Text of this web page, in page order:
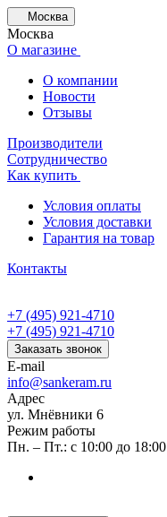
Москва
Москва
О магазине
О компании
Новости
Отзывы
Производители
Сотрудничество
Как купить
Условия оплаты
Условия доставки
Гарантия на товар
Контакты
+7 (495) 921-4710
+7 (495) 921-4710
Заказать звонок
E-mail
info@sankeram.ru
Адрес
ул. Мнёвники 6
Режим работы
Пн. – Пт.: с 10:00 до 18:00